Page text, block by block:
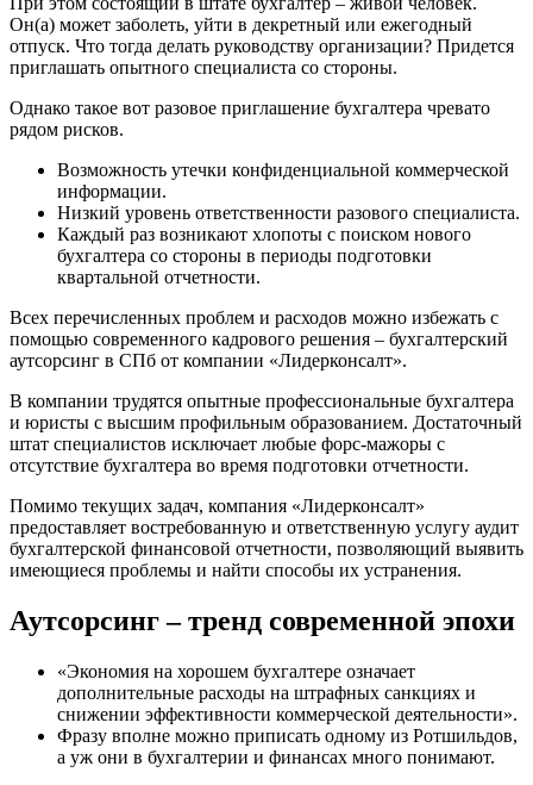
Он(а) может заболеть, уйти в декретный или ежегодный
отпуск. Что тогда делать руководству организации? Придется
приглашать опытного специалиста со стороны.
Однако такое вот разовое приглашение бухгалтера чревато
рядом рисков.
Возможность утечки конфиденциальной коммерческой
информации.
Низкий уровень ответственности разового специалиста.
Каждый раз возникают хлопоты с поиском нового
бухгалтера со стороны в периоды подготовки
квартальной отчетности.
Всех перечисленных проблем и расходов можно избежать с
помощью современного кадрового решения – бухгалтерский
аутсорсинг в СПб от компании «Лидерконсалт».
В компании трудятся опытные профессиональные бухгалтера
и юристы с высшим профильным образованием. Достаточный
штат специалистов исключает любые форс-мажоры с
отсутствие бухгалтера во время подготовки отчетности.
Помимо текущих задач, компания «Лидерконсалт»
предоставляет востребованную и ответственную услугу аудит
бухгалтерской финансовой отчетности, позволяющий выявить
имеющиеся проблемы и найти способы их устранения.
Аутсорсинг – тренд современной эпохи
«Экономия на хорошем бухгалтере означает
дополнительные расходы на штрафных санкциях и
снижении эффективности коммерческой деятельности».
Фразу вполне можно приписать одному из Ротшильдов,
а уж они в бухгалтерии и финансах много понимают.